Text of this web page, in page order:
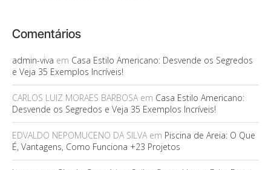
Comentários
admin-viva em Casa Estilo Americano: Desvende os Segredos
e Veja 35 Exemplos Incríveis!
CARLOS LUIZ MORAES BARBOSAem Casa Estilo Americano:
Desvende os Segredos e Veja 35 Exemplos Incríveis!
EDVALDO NEPOMUCENO DA SILVAem Piscina de Areia: O Que
É, Vantagens, Como Funciona +23 Projetos